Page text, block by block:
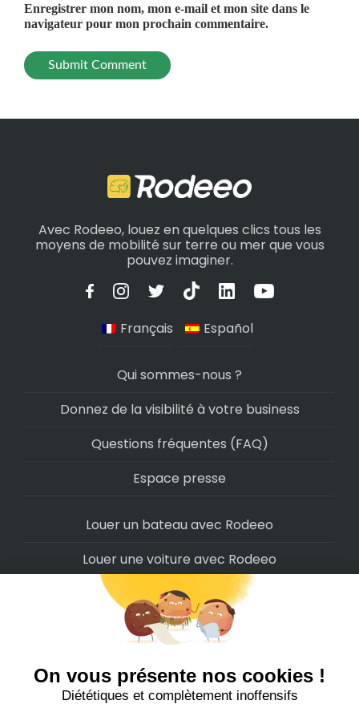
Enregistrer mon nom, mon e-mail et mon site dans le
navigateur pour mon prochain commentaire.
Avec Rodeeo, louez en quelques clics tous les
moyens de mobilité sur terre ou mer que vous
pouvez imaginer.
Français Español
Qui sommes-nous ?
Donnez de la visibilité à votre business
Questions fréquentes (FAQ)
Espace presse
Louer un bateau avec Rodeeo
Louer une voiture avec Rodeeo
Louer une moto avec Rodeeo
Louer un scooter avec Rodeeo
Louer un Camping-Car avec Rodeeo